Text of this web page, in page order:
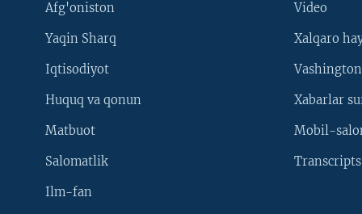
Afg'oniston
Yaqin Sharq
Iqtisodiyot
Huquq va qonun
Matbuot
Salomatlik
Ilm-fan
Video
Xalqaro
Xabarlar
Mobil-
Transcripts